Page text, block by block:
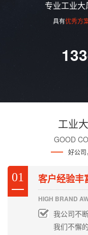
专业工业
具有优秀方
工业
GOOD
好公
01 客户经验丰
HIGH BRAND
我公司不
我们不懈